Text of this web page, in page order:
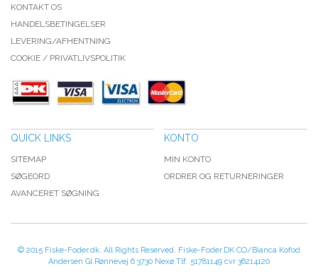
KONTAKT OS
HANDELSBETINGELSER
LEVERING/AFHENTNING
COOKIE / PRIVATLIVSPOLITIK
QUICK LINKS
SITEMAP
SØGEORD
AVANCERET SØGNING
KONTO
MIN KONTO
ORDRER OG RETURNERINGER
© 2015 Fiske-Foder.dk. All Rights Reserved. Fiske-Foder.DK CO/Bianca Kofod
Andersen Gl Rønnevej 6 3730 Nexø Tlf. 51781149 cvr 36214120